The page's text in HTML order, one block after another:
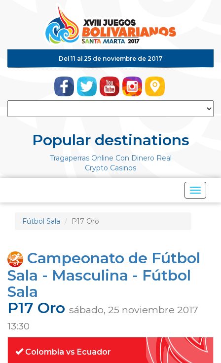
Del 11 al 25 de noviembre de 2017
Popular destinations
Tragaperras Online Con Dinero Real
Crypto Casinos
Mostrar
Menú
Fútbol Sala P17 Oro
Campeonato de Fútbol
Sala - Masculina - Fútbol
Sala
P17 Oro sábado, 25 noviembre 2017
13:30
Colombia vs Ecuador